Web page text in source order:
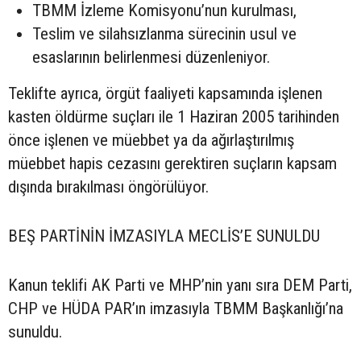
TBMM İzleme Komisyonu’nun kurulması,
Teslim ve silahsızlanma sürecinin usul ve
esaslarının belirlenmesi düzenleniyor.
Teklifte ayrıca, örgüt faaliyeti kapsamında işlenen
kasten öldürme suçları ile 1 Haziran 2005 tarihinden
önce işlenen ve müebbet ya da ağırlaştırılmış
müebbet hapis cezasını gerektiren suçların kapsam
dışında bırakılması öngörülüyor.
BEŞ PARTİNİN İMZASIYLA MECLİS’E SUNULDU
Kanun teklifi AK Parti ve MHP’nin yanı sıra DEM Parti,
CHP ve HÜDA PAR’ın imzasıyla TBMM Başkanlığı’na
sunuldu.